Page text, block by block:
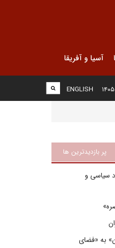
آسیا و آفریقا
ENGLISH
پر بازدیدترین ها
سیاسی و
به «فضای